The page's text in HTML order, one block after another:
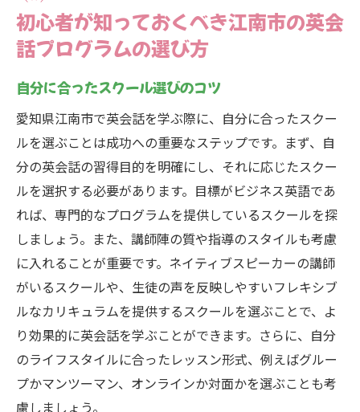
初心者が知っておくべき江南市の英会
話プログラムの選び方
自分に合ったスクール選びのコツ
愛知県江南市で英会話を学ぶ際に、自分に合ったスクー
ルを選ぶことは成功への重要なステップです。まず、自
分の英会話の習得目的を明確にし、それに応じたスクー
ルを選択する必要があります。目標がビジネス英語であ
れば、専門的なプログラムを提供しているスクールを探
しましょう。また、講師陣の質や指導のスタイルも考慮
に入れることが重要です。ネイティブスピーカーの講師
がいるスクールや、生徒の声を反映しやすいフレキシブ
ルなカリキュラムを提供するスクールを選ぶことで、よ
り効果的に英会話を学ぶことができます。さらに、自分
のライフスタイルに合ったレッスン形式、例えばグルー
プかマンツーマン、オンラインか対面かを選ぶことも考
慮しましょう。